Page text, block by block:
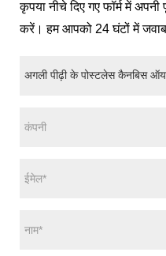
कृपया नीचे दिए गए फॉर्म में
करें। हम आपको 24 घंटों में